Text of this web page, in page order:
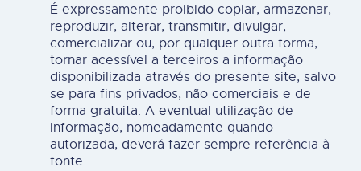
É expressamente proibido copiar, armazenar,
reproduzir, alterar, transmitir, divulgar,
comercializar ou, por qualquer outra forma,
tornar acessível a terceiros a informação
disponibilizada através do presente site, salvo
se para fins privados, não comerciais e de
forma gratuita. A eventual utilização de
informação, nomeadamente quando
autorizada, deverá fazer sempre referência à
fonte.